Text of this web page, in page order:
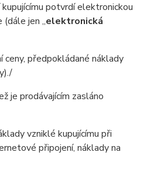
potvrdí elektronickou
jen „elektronická
předpokládané náklady
je prodávajícím zasláno
vzniklé kupujícímu při
připojení, náklady na